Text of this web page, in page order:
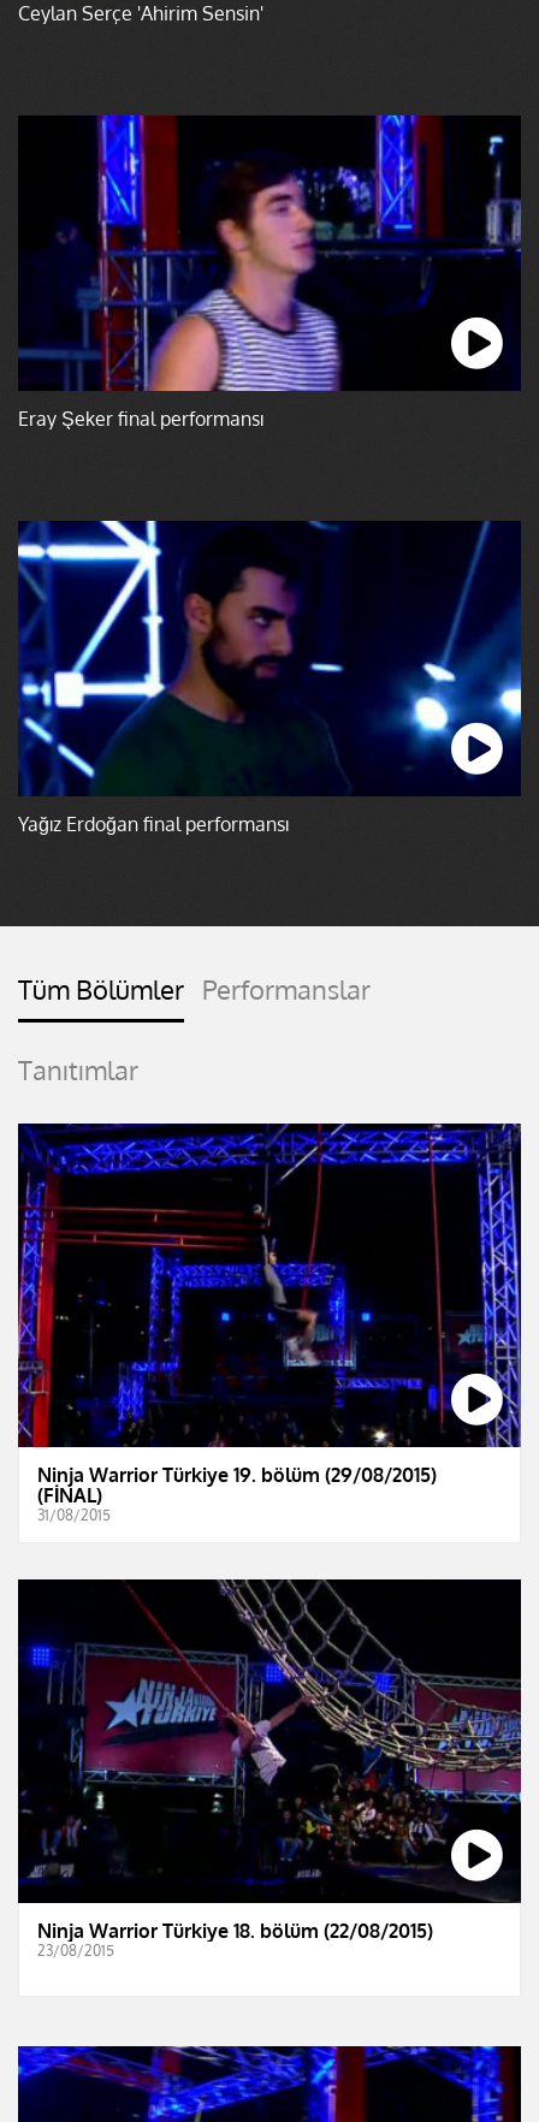
Ceylan Serçe 'Ahirim Sensin'
Eray Şeker final performansı
Yağız Erdoğan final performansı
Tüm Bölümler Performanslar
Tanıtımlar
Ninja Warrior Türkiye 19. bölüm (29/08/2015)
(FİNAL)
31/08/2015
Ninja Warrior Türkiye 18. bölüm (22/08/2015)
23/08/2015